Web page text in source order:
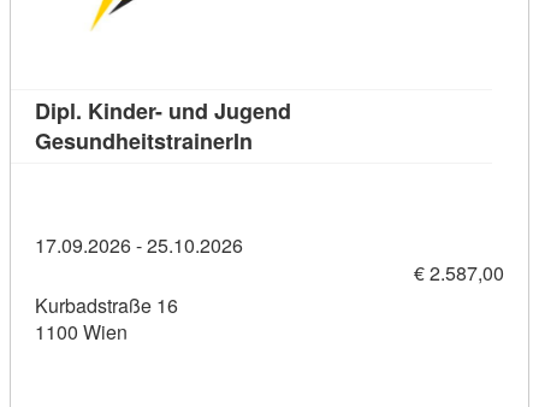
Dipl. Kinder- und Jugend
GesundheitstrainerIn
17.09.2026 - 25.10.2026
€ 2.587,00
Kurbadstraße 16
1100 Wien